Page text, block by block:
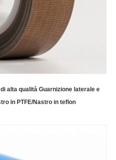
alta qualità Guarnizione laterale e
in PTFE/Nastro in teflon